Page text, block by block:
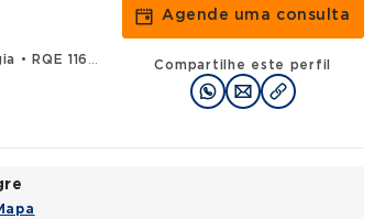
•
RQE 116525 - Clínica médica
Agende uma consulta
Compartilhe este perfil